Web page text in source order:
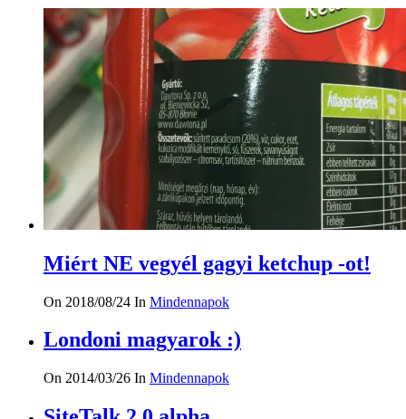
Miért NE vegyél gagyi ketchup -ot!
On 2018/08/24 In Mindennapok
Londoni magyarok :)
On 2014/03/26 In Mindennapok